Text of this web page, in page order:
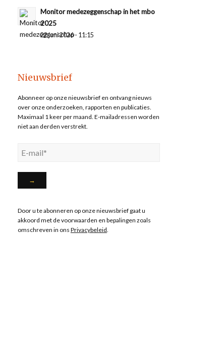
Monitor medezeggenschap in het mbo
2025
22 juni 2026 - 11:15
Nieuwsbrief
Abonneer op onze nieuwsbrief en ontvang nieuws
over onze onderzoeken, rapporten en publicaties.
Maximaal 1 keer per maand. E-mailadressen worden
niet aan derden verstrekt.
Door u te abonneren op onze nieuwsbrief gaat u
akkoord met de voorwaarden en bepalingen zoals
omschreven in ons Privacybeleid